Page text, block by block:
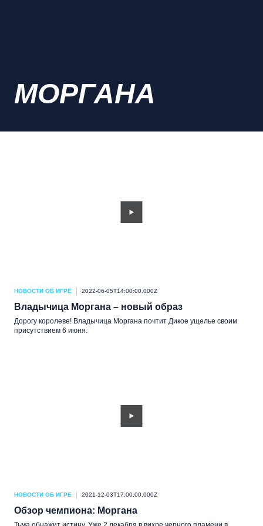
МОРГАНА
НОВОСТИ ОБ ИГРЕ 2022-06-05T14:00:00.000Z
Владычица Моргана – новый образ
Дорогу королеве! Владычица Моргана почтит Дикое ущелье своим
присутствием 6 июня.
НОВОСТИ ОБ ИГРЕ 2021-12-03T17:00:00.000Z
Обзор чемпиона: Моргана